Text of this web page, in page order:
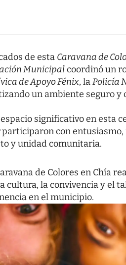
de esta Caravana de
Municipalcoordinó un
de Apoyo Fénix, laPolicía
un ambiente seguro
significativo en esta
participaron con entusiasmo,
y unidad comunitaria.
de Colores en Chía
cultura, la convivencia y el
en el municipio.